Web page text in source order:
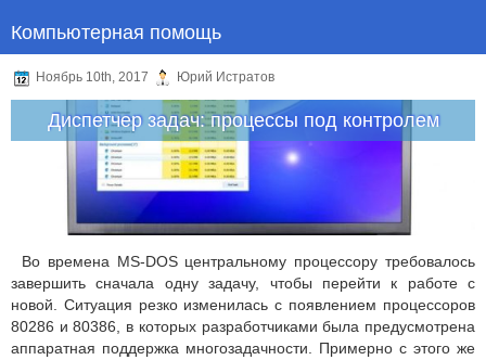
Компьютерная помощь
Ноябрь 10th, 2017 Юрий Истратов
Диспетчер задач: процессы под контролем
Во времена MS-DOS центральному процессору требовалось
завершить сначала одну задачу, чтобы перейти к работе с
новой. Ситуация резко изменилась с появлением процессоров
80286 и 80386, в которых разработчиками была предусмотрена
аппаратная поддержка многозадачности. Примерно с этого же